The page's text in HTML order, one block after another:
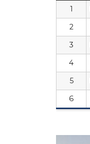
1
2
3
4
5
6